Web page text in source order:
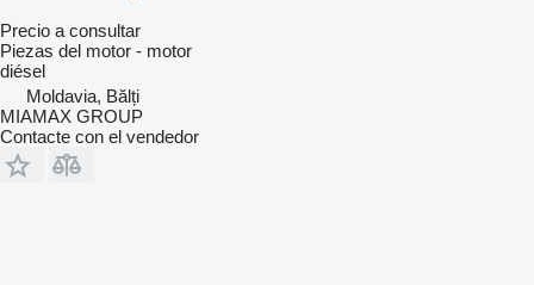
Precio a consultar
Piezas del motor - motor
diésel
Moldavia, Bălți
MIAMAX GROUP
Contacte con el vendedor